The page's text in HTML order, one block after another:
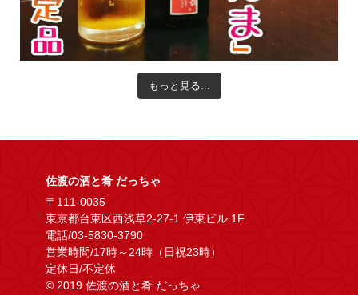
もっと見る...
佐渡の酒と肴 だっちゃ
〒111-0035
東京都台東区西浅草2-27-1 伊東ビル 1F
電話/03-5830-3790
営業時間/17時～24時（日祝23時）
定休日/不定休
© 2019 佐渡の酒と肴 だっちゃ